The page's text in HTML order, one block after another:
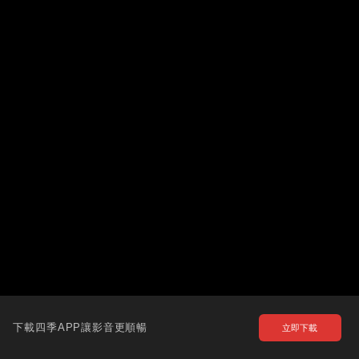
下載四季APP讓影音更順暢 立即下載